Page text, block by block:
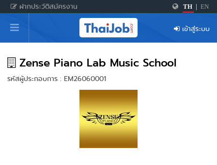
ฝากประวัติสมัครงาน TH EN
หน้าหลัก
ผู้สมัครงาน: เข้าสู่ระบบ
ฝากประวัติสมัครงาน
เกร็ดความรู้
สำหรับผู้ประกอบการ
เข้าสู่ระบบ
Zense Piano Lab Music School
รหัสผู้ประกอบการ : EM26060001